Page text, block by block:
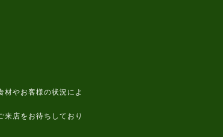
やお客様の状況によ
店をお待ちしており